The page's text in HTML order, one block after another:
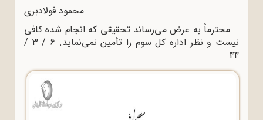
محمود فولادبری
محترماً به عرض می‌رساند تحقیقی که انجام شده کافی
نیست و نظر اداره کل سوم را تأمین نمی‌نماید. 6 / 3 /
44